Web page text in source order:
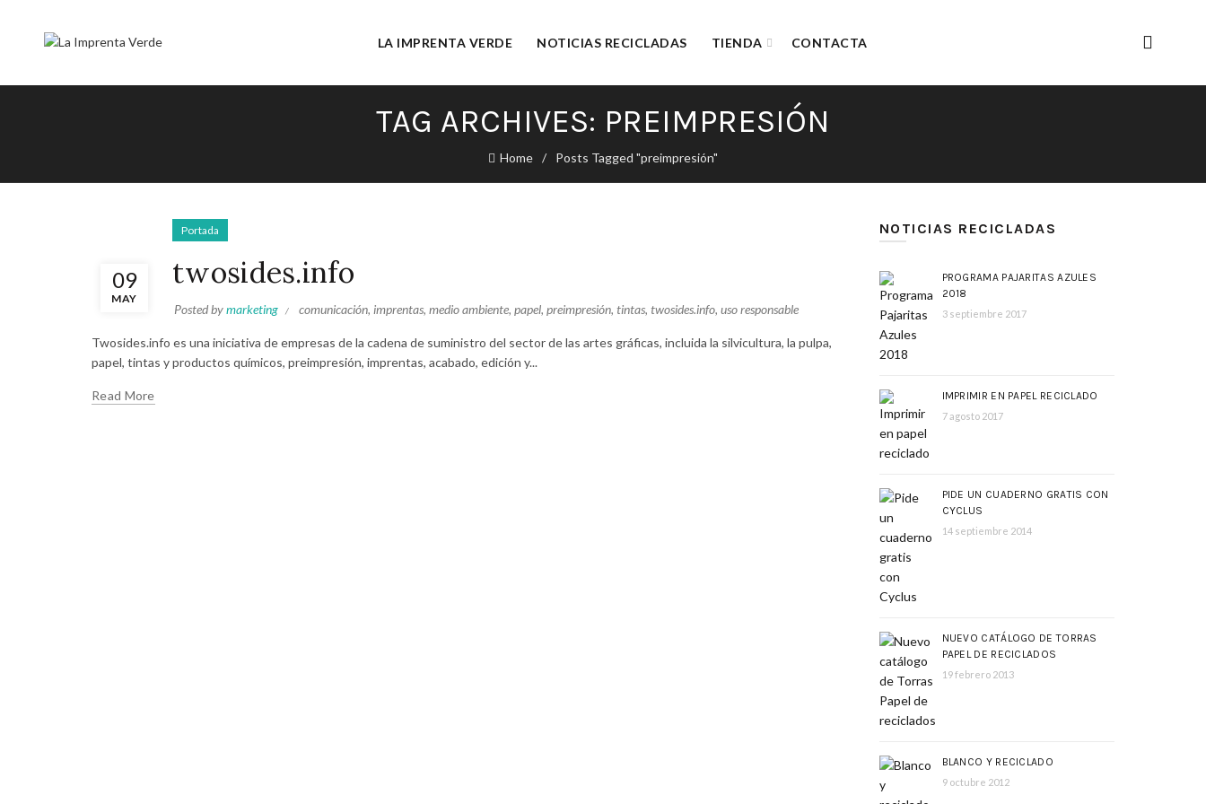
LA IMPRENTA VERDE NOTICIAS RECICLADAS TIENDA CONTACTA
TAG ARCHIVES: PREIMPRESIÓN
Home Posts Tagged "preimpresión"
09
MAY
Portada
twosides.info
Posted bymarketing comunicación, imprentas, medio ambiente, papel, preimpresión, tintas, twosides.info, uso responsable
Twosides.info es una iniciativa de empresas de la cadena de suministro del sector de las artes gráficas, incluida la silvicultura, la pulpa,
papel, tintas y productos químicos, preimpresión, imprentas, acabado, edición y...
Read More
NOTICIAS RECICLADAS
PROGRAMA PAJARITAS AZULES
2018
3 septiembre 2017
IMPRIMIR EN PAPEL RECICLADO
7 agosto 2017
PIDE UN CUADERNO GRATIS CON
CYCLUS
14 septiembre 2014
NUEVO CATÁLOGO DE TORRAS
PAPEL DE RECICLADOS
19 febrero 2013
BLANCO Y RECICLADO
9 octubre 2012